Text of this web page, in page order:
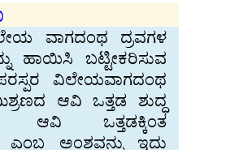
ವಾಗದಂಥ ದ್ರವಗಳ
ಹಾಯಿಸಿ ಬಟ್ಟೀಕರಿಸುವ
ವಿಲೇಯವಾಗದಂಥ
ಆವಿ ಒತ್ತಡ ಶುದ್ಧ
ಒತ್ತಡಕ್ಕಿಂತ
ಎಂಬ ಅಂಶವನ್ನು ಇದು